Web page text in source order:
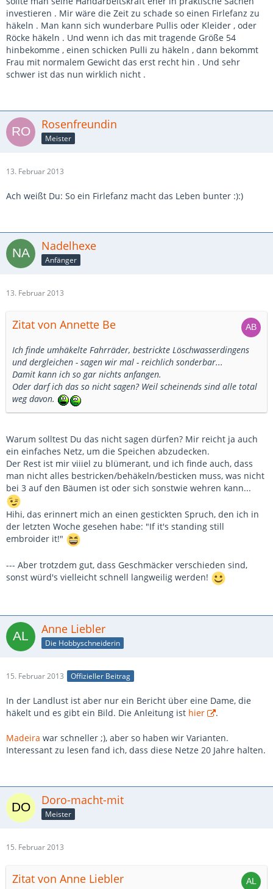
investieren . Mir wäre die Zeit zu schade so einen Firlefanz zu
häkeln . Man kann sich wunderbare Pullis oder Kleider , oder
Röcke häkeln . Und wenn ich das mit tragende Größe 54
hinbekomme , einen schicken Pulli zu häkeln , dann bekommt
Frau mit normalem Gewicht das erst recht hin . Und sehr
schwer ist das nun wirklich nicht .
Rosenfreundin
Meister
13. Februar 2013
Ach weißt Du: So ein Firlefanz macht das Leben bunter :):)
Nadelhexe
Anfänger
13. Februar 2013
Zitat von Annette Be
Ich finde umhäkelte Fahrräder, bestrickte Löschwasserdingens
und dergleichen - sagen wir mal - reichlich sonderbar...
Damit kann ich so gar nichts anfangen.
Oder darf ich das so nicht sagen? Weil scheinends sind alle total
weg davon.
Warum solltest Du das nicht sagen dürfen? Mir reicht ja auch
ein einfaches Netz, um die Speichen abzudecken.
Der Rest ist mir viiiel zu blümerant, und ich finde auch, dass
man nicht alles bestricken/behäkeln/besticken muss, was nicht
bei 3 auf den Bäumen ist oder sich sonstwie wehren kann...
Hihi, das erinnert mich an einen gestickten Spruch, den ich in
der letzten Woche gesehen habe: "If it's standing still
embroider it!"
--- Aber trotzdem gut, dass Geschmäcker verschieden sind,
sonst würd's vielleicht schnell langweilig werden!
Anne Liebler
Die Hobbyschneiderin
15. Februar 2013 Offizieller Beitrag
In der Landlust ist aber nur ein Bericht über eine Dame, die
häkelt und es gibt ein Bild. Die Anleitung ist hier .
Madeira war schneller ;), aber so haben wir Varianten.
Interessant zu lesen fand ich, dass diese Netze 20 Jahre halten.
Doro-macht-mit
Meister
15. Februar 2013
Zitat von Anne Liebler